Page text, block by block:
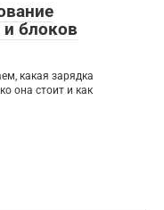
блоков
какая зарядка
она стоит и как